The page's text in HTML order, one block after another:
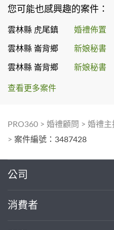
您可能也感興趣的案件：
雲林縣 虎尾鎮 婚禮佈置
雲林縣 崙背鄉 新娘秘書
雲林縣 崙背鄉 新娘秘書
查看更多案件
PRO360 > 婚禮顧問 > 婚禮主
> 案件編號：3487428
公司
消費者